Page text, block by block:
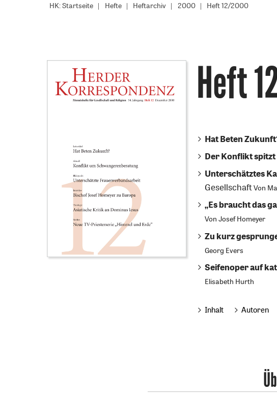
HK: Startseite Hefte Heftarchiv 2000 Heft 12/2000
Heft
Hat Beten
Der Konflikt spitzt
Unterschätztes
GesellschaftVon
„Es braucht das
Von Josef Homeyer
Zu kurz
Georg Evers
Seifenoper auf
Elisabeth Hurth
Inhalt Autoren